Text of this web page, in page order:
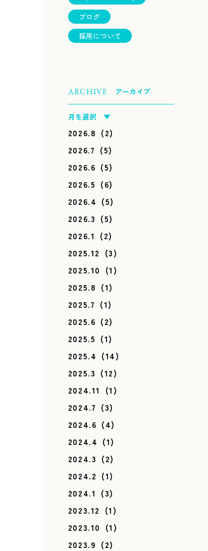
ブログ
採用について
ARCHIVE アーカイブ
月を選択 ▼
2026.8 (2)
2026.7 (5)
2026.6 (5)
2026.5 (6)
2026.4 (5)
2026.3 (5)
2026.1 (2)
2025.12 (3)
2025.10 (1)
2025.8 (1)
2025.7 (1)
2025.6 (2)
2025.5 (1)
2025.4 (14)
2025.3 (12)
2024.11
(1)
2024.7 (3)
2024.6 (4)
2024.4 (1)
2024.3 (2)
2024.2 (1)
2024.1 (3)
2023.12 (1)
2023.10 (1)
2023.9 (2)